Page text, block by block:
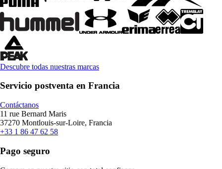
Descubre todas nuestras marcas
Servicio postventa en Francia
Contáctanos
11 rue Bernard Maris
37270 Montlouis-sur-Loire, Francia
+33 1 86 47 62 58
Pago seguro